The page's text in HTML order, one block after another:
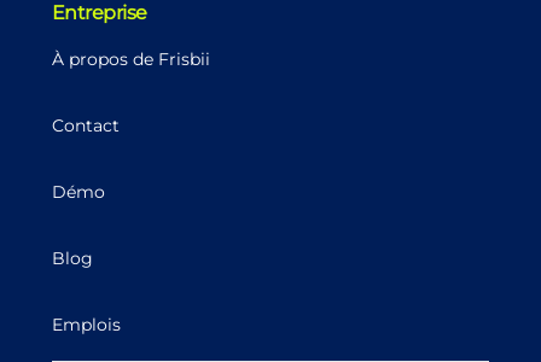
Entreprise
À propos de Frisbii
Contact
Démo
Blog
Emplois